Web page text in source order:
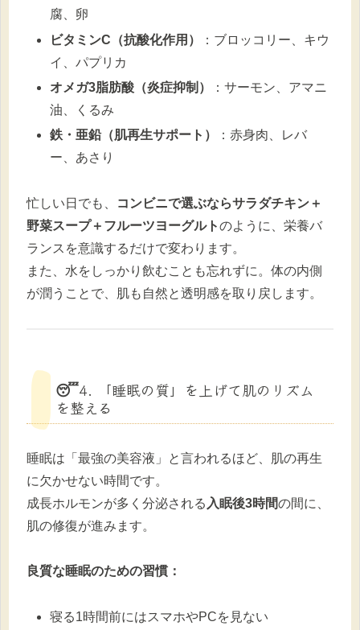
腐、卵
ビタミンC（抗酸化作用）
：ブロッコリー、キウ
イ、パプリカ
オメガ3脂肪酸（炎症抑制）
：サーモン、アマニ
油、くるみ
鉄・亜鉛（肌再生サポート）
：赤身肉、レバ
ー、あさり
忙しい日でも、
コンビニで選ぶならサラダチキン＋
野菜スープ＋フルーツヨーグルトのように、栄養バ
ランスを意識するだけで変わります。
また、水をしっかり飲むことも忘れずに。体の内側
が潤うことで、肌も自然と透明感を取り戻します。
😴4. 「睡眠の質」を上げて肌のリズム
を整える
睡眠は「最強の美容液」と言われるほど、肌の再生
に欠かせない時間です。
成長ホルモンが多く分泌される 入眠後3時間の間に、
肌の修復が進みます。
良質な睡眠のための習慣：
寝る1時間前にはスマホやPCを見ない